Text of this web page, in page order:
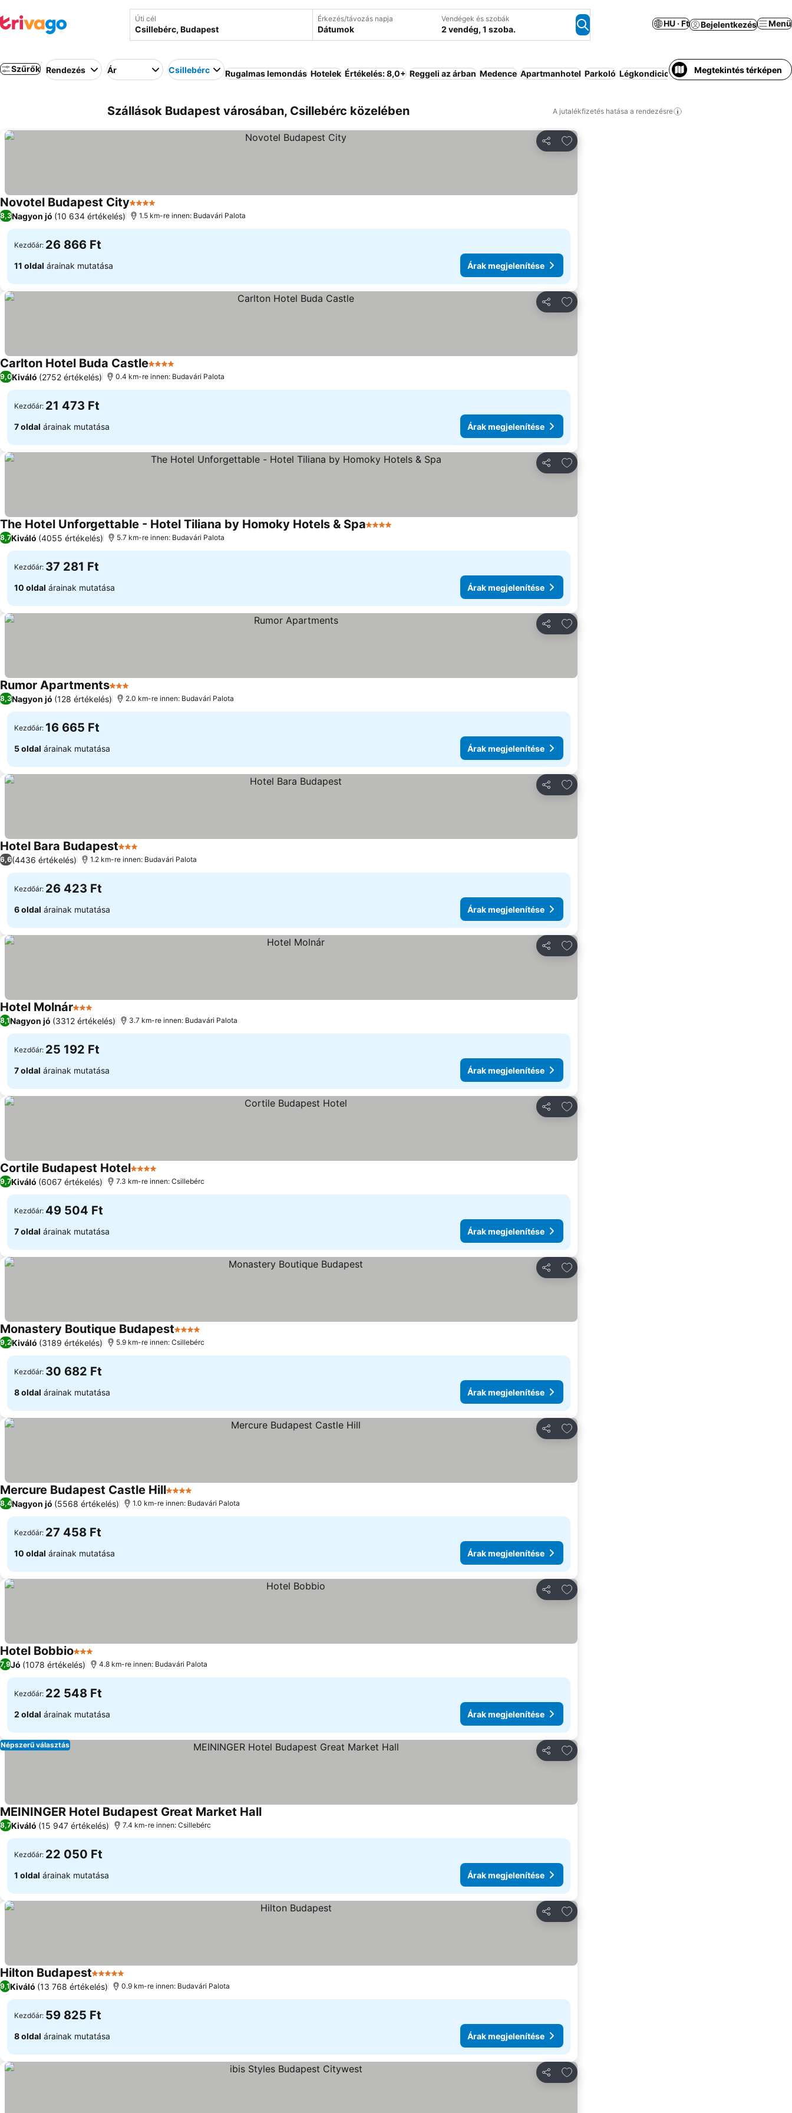
Úti cél Érkezés/távozás napja
Dátumok
Vendégek és szobák
2 vendég, 1 szoba.
HU · Ft Bejelentkezés Menü
Szűrők Rendezés Ár Csillebérc Rugalmas lemondás Hotelek Értékelés: 8,0+ Reggeli az árban Medence Apartmanhotel Parkoló Légkondicionáló Wifi Nem szükséges
Megtekintés térképen
Szállások Budapest városában, Csillebérc közelében A jutalékfizetés hatása a rendezésre
Megosztás
Hozzáadás a kedvencekhez
Novotel Budapest City4 Kategória
8,3Nagyon jó (10 634 értékelés) 1.5 km-re innen: Budavári Palota
Kezdőár: 26 866 Ft
11 oldal árainak mutatása Árak megjelenítése
Megosztás
Hozzáadás a kedvencekhez
Carlton Hotel Buda Castle4 Kategória
9,0Kiváló (2752 értékelés) 0.4 km-re innen: Budavári Palota
Kezdőár: 21 473 Ft
7 oldal árainak mutatása Árak megjelenítése
Megosztás
Hozzáadás a kedvencekhez
The Hotel Unforgettable - Hotel Tiliana by Homoky Hotels & Spa4 Kategória
8,7Kiváló (4055 értékelés) 5.7 km-re innen: Budavári Palota
Kezdőár: 37 281 Ft
10 oldal árainak mutatása Árak megjelenítése
Megosztás
Hozzáadás a kedvencekhez
Rumor Apartments3 Kategória
8,3Nagyon jó (128 értékelés) 2.0 km-re innen: Budavári Palota
Kezdőár: 16 665 Ft
5 oldal árainak mutatása Árak megjelenítése
Megosztás
Hozzáadás a kedvencekhez
Hotel Bara Budapest3 Kategória
6,6(4436 értékelés) 1.2 km-re innen: Budavári Palota
Kezdőár: 26 423 Ft
6 oldal árainak mutatása Árak megjelenítése
Megosztás
Hozzáadás a kedvencekhez
Hotel Molnár3 Kategória
8,1Nagyon jó (3312 értékelés) 3.7 km-re innen: Budavári Palota
Kezdőár: 25 192 Ft
7 oldal árainak mutatása Árak megjelenítése
Megosztás
Hozzáadás a kedvencekhez
Cortile Budapest Hotel4 Kategória
9,7Kiváló (6067 értékelés) 7.3 km-re innen: Csillebérc
Kezdőár: 49 504 Ft
7 oldal árainak mutatása Árak megjelenítése
Megosztás
Hozzáadás a kedvencekhez
Monastery Boutique Budapest4 Kategória
9,2Kiváló (3189 értékelés) 5.9 km-re innen: Csillebérc
Kezdőár: 30 682 Ft
8 oldal árainak mutatása Árak megjelenítése
Megosztás
Hozzáadás a kedvencekhez
Mercure Budapest Castle Hill4 Kategória
8,4Nagyon jó (5568 értékelés) 1.0 km-re innen: Budavári Palota
Kezdőár: 27 458 Ft
10 oldal árainak mutatása Árak megjelenítése
Megosztás
Hozzáadás a kedvencekhez
Hotel Bobbio3 Kategória
7,9Jó (1078 értékelés) 4.8 km-re innen: Budavári Palota
Kezdőár: 22 548 Ft
2 oldal árainak mutatása Árak megjelenítése
Megosztás
Hozzáadás a kedvencekhez
Népszerű választás
MEININGER Hotel Budapest Great Market Hall
8,7Kiváló (15 947 értékelés) 7.4 km-re innen: Csillebérc
Kezdőár: 22 050 Ft
1 oldal árainak mutatása Árak megjelenítése
Megosztás
Hozzáadás a kedvencekhez
Hilton Budapest5 Kategória
9,1Kiváló (13 768 értékelés) 0.9 km-re innen: Budavári Palota
Kezdőár: 59 825 Ft
8 oldal árainak mutatása Árak megjelenítése
Megosztás
Hozzáadás a kedvencekhez